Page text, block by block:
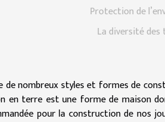
Protection de
La diversité des
de nombreux styles et formes de
en terre est une forme de maison
pour la construction de nos